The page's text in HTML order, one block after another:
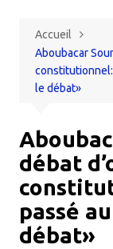
Accueil
Aboubacar
constitutionnel:
le débat»
débat
passé
débat»